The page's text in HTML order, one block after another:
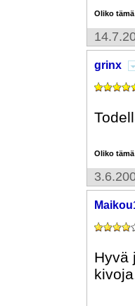
Oliko
grinx
Oliko
Hyvä